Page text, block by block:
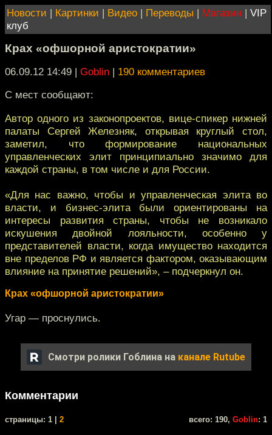
Новости | Картинки | Видео | Переводы | Магазин | VIP
клуб
Крах «офшорной аристократии»
06.09.12 14:49 | Goblin | 190 комментариев
С мест сообщают:
Автор одного из законопроектов, вице-спикер нижней
палаты Сергей Железняк, открывая круглый стол,
заметил, что формирование национальных
управленческих элит принципиально значимо для
каждой страны, в том числе и для России.
«Для нас важно, чтобы и управленческая элита во
власти, и бизнес-элита были ориентированы на
интересы развития страны, чтобы не возникало
искушения двойной лояльности, особенно у
представителей власти, когда имущество находится
вне пределов РФ и является фактором, оказывающим
влияние на принятие решений», – подчеркнул он.
Крах «офшорной аристократии»
Угар — проснулись.
Смотри ролики Гоблина на канале Rutube
Комментарии
cтраницы: 1 | 2 всего: 190, Goblin: 1